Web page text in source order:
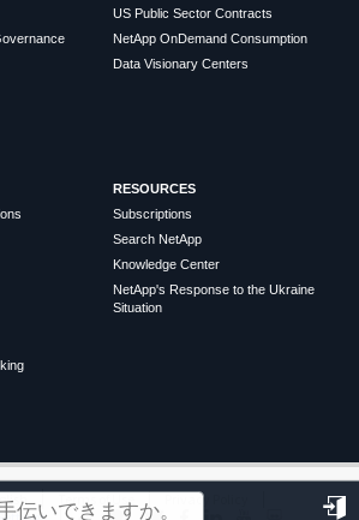
たか？
US Public Sector Contracts
NetApp OnDemand Consumption
Data Visionary Centers
RESOURCES
Subscriptions
Search NetApp
Knowledge Center
NetApp's Response to the Ukraine
Situation
Terms of Use
Privacy Policy